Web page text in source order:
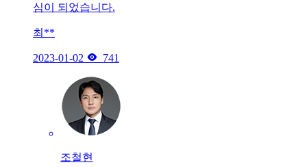
심이 되었습니다.
최**
2023-01-02  741
조철현